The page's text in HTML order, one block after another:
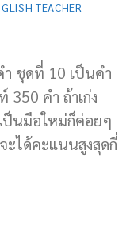
TEACHER
ชุดที่ 10 เป็นคำ
คำ ถ้าเก่ง
ป็นมือใหม่ก็ค่อยๆ
ะได้คะแนนสูงสุดกี่